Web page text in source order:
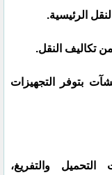
الرئيسية.
تكاليف النقل.
بتوفر التجهيزات
والتفريغ،